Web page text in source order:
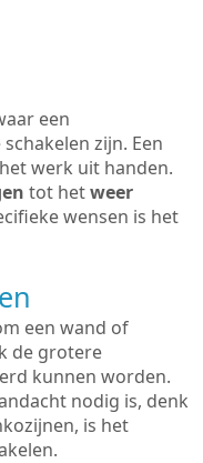
een
zijn. Een
werk uit handen.
tot hetweer
wensen is het
een wand of
de grotere
kunnen worden.
nodig is, denk
is het